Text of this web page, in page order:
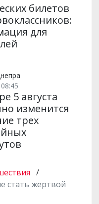
билетов
для
5 августа
изменится
трех
/
стать жертвой